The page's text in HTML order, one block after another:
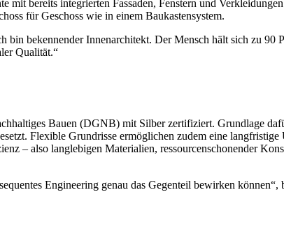
bereits integrierten Fassaden, Fenstern und
für Geschoss wie in einem Baukastensystem.
bekennender Innenarchitekt. Der Mensch hält sich zu 90
Qualität.“
Bauen (DGNB) mit Silber zertifiziert. Grundlage
Flexible Grundrisse ermöglichen zudem eine
– also langlebigen Materialien, ressourcenschonender
Engineering genau das Gegenteil bewirken können“,